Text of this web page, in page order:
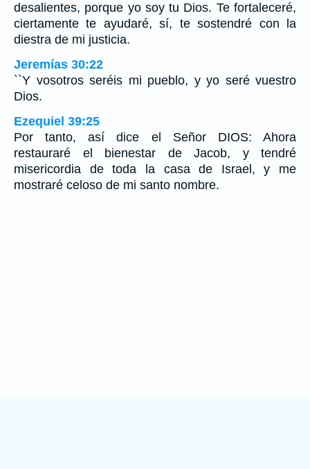
desalientes, porque yo soy tu Dios. Te fortaleceré,
ciertamente te ayudaré, sí, te sostendré con la
diestra de mi justicia.
Jeremías 30:22
``Y vosotros seréis mi pueblo, y yo seré vuestro
Dios.
Ezequiel 39:25
Por tanto, así dice el Señor DIOS: Ahora
restauraré el bienestar de Jacob, y tendré
misericordia de toda la casa de Israel, y me
mostraré celoso de mi santo nombre.